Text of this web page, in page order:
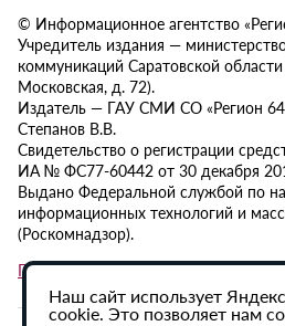
© Информационное агентство
Учредитель издания —
коммуникаций Саратовской
Московская, д. 72).
Издатель — ГАУ СМИ СО «Регион
Степанов В.В.
Свидетельство о регистрации
ИА № ФС77-60442 от 30 декабря
Выдано Федеральной службой по
информационных технологий и
(Роскомнадзор).
Политика в отношении обработки
Наш сайт использует
cookie. Это позволяет нам